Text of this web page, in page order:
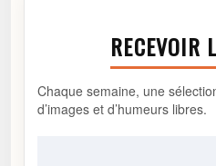
RECEVOIR
Chaque semaine, une
d’images et d’humeurs libres.